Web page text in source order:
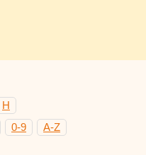
Н
0-9 A-Z